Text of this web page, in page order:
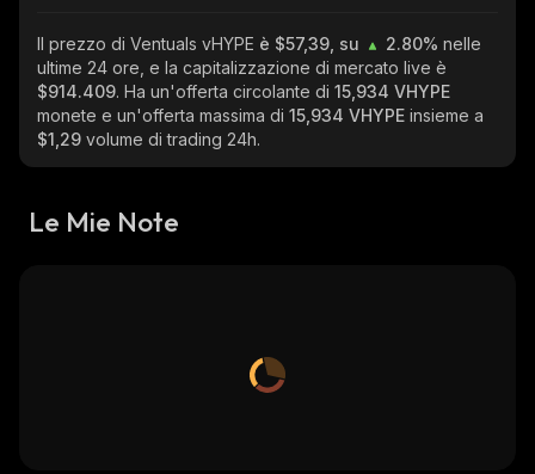
Il prezzo di Ventuals vHYPE è $57,39, su 2.80% nelle
ultime 24 ore, e la capitalizzazione di mercato live è
$914.409. Ha un'offerta circolante di 15,934 VHYPE
monete e un'offerta massima di 15,934 VHYPE insieme a
$1,29 volume di trading 24h.
Le Mie Note